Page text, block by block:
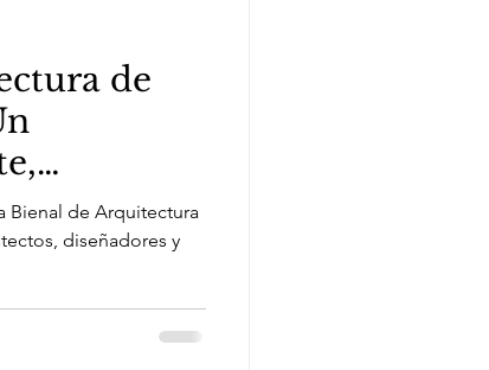
de
Bienal de Arquitectura